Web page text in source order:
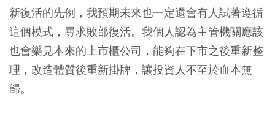
新復活的先例，我預期未來也一定還會有人試著遵循
這個模式，尋求敗部復活。我個人認為主管機關應該
也會樂見本來的上市櫃公司，能夠在下市之後重新整
理，改造體質後重新掛牌，讓投資人不至於血本無
歸。